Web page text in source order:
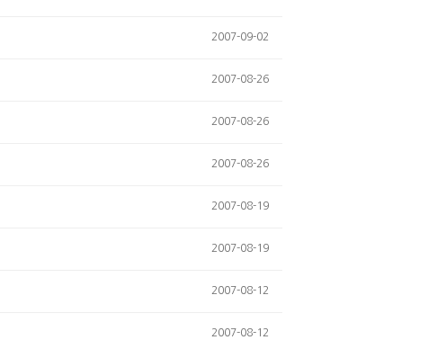
2007-09-02
2007-08-26
2007-08-26
2007-08-26
2007-08-19
2007-08-19
2007-08-12
2007-08-12